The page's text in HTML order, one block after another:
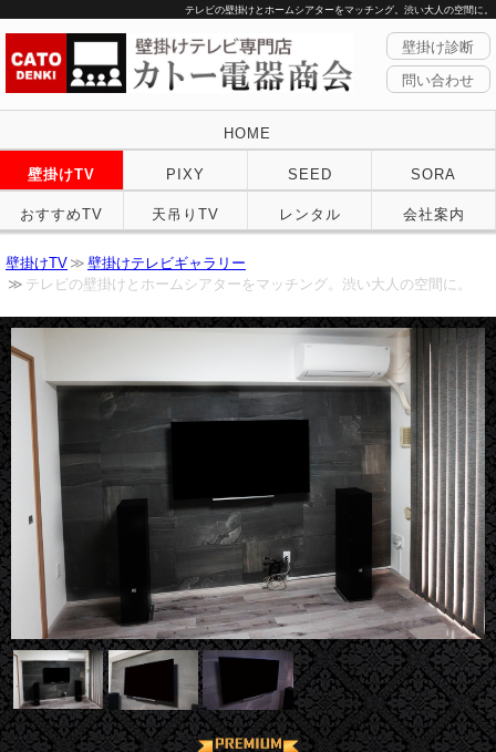
テレビの壁掛けとホームシアターをマッチング。渋い大人の空間に。
壁掛け診断
問い合わせ
HOME
壁掛けTV PIXY SEED SORA
おすすめTV 天吊りTV レンタル 会社案内
壁掛けTV
壁掛けテレビギャラリー
テレビの壁掛けとホームシアターをマッチング。渋い大人の空間に。